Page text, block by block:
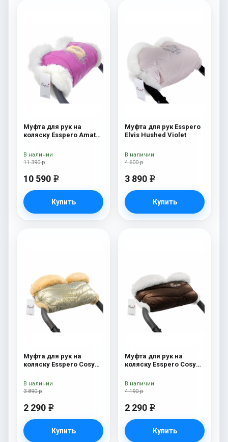
Муфта для рук на
коляску Esspero Amato
11 390 р
10 590 e
Купить
В наличии
Муфта для рук Esspero
Elvis Hushed Violet
4 600 р
3 890 e
Купить
В наличии
Муфта для рук на
коляску Esspero Cosy
3 890 р
2 290 e
Купить
В наличии
Муфта для рук на
коляску Esspero Cosy
4 190 р
2 290 e
Купить
В наличии